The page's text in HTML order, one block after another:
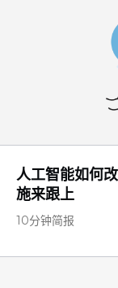
人工智能如何
施来跟上
10分钟简报